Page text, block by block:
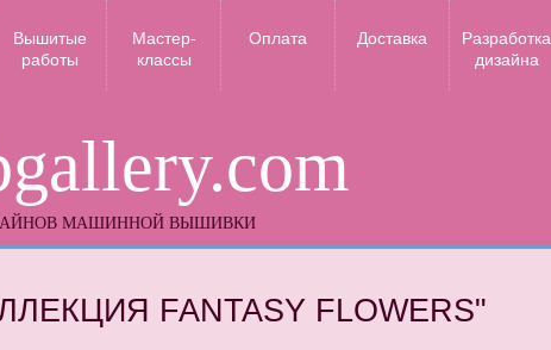
МАШИННОЙ ВЫШИВКИ
Вышитые
работы
Мастер-
классы
Оплата Доставка
Разработка
дизайна
FANTASY FLOWERS"